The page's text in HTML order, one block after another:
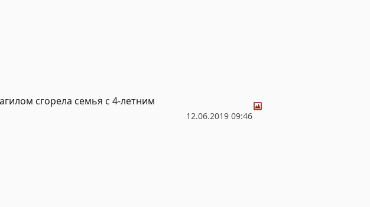
12.06.2019 09:46
сгорела семья с 4-летним